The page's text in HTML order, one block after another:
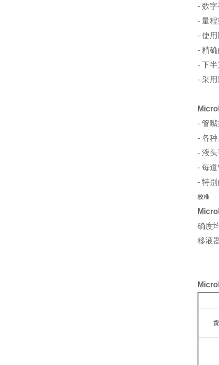
- 数
- 量
- 使
- 精
- 下
- 采
- 管
- 各
- 液
- 每
- 特
校准
确度
移液